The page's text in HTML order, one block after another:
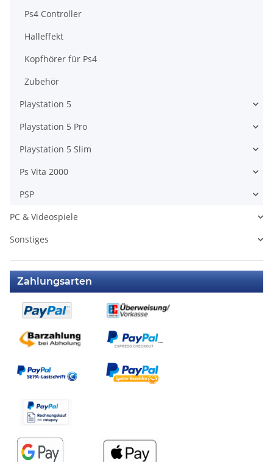
Ps4 Controller
Halleffekt
Kopfhörer für Ps4
Zubehör
Playstation 5
Playstation 5 Pro
Playstation 5 Slim
Ps Vita 2000
PSP
PC & Videospiele
Sonstiges
Zahlungsarten